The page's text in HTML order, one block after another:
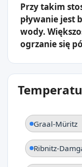
Przy takim
pływanie jest
wody.
ogrzanie się
Graal-Müritz
Ribnitz-